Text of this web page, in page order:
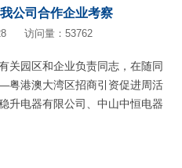
公司合作企业考察
访问量：53762
关园区和企业负责同志，在随同
港澳大湾区招商引资促进周活
升电器有限公司、中山中恒电器